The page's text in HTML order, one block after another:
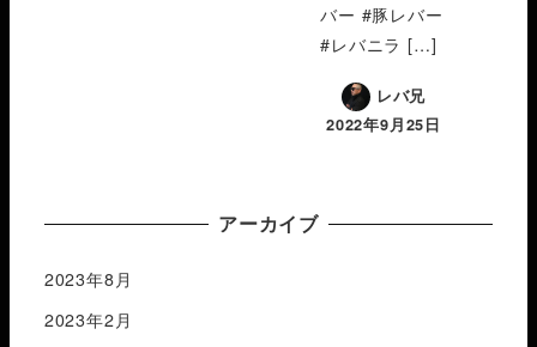
バー #豚レバー
#レバニラ […]
レバ兄
2022年9月25日
アーカイブ
2023年8月
2023年2月